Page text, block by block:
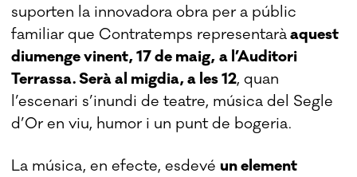
suporten la innovadora obra per a públic
familiar que Contratemps representaràaquest
diumenge vinent, 17 de maig, a l’Auditori
Terrassa. Serà al migdia, a les 12, quan
l’escenari s’inundi de teatre, música del Segle
d’Or en viu, humor i un punt de bogeria.
La música, en efecte, esdevé un element